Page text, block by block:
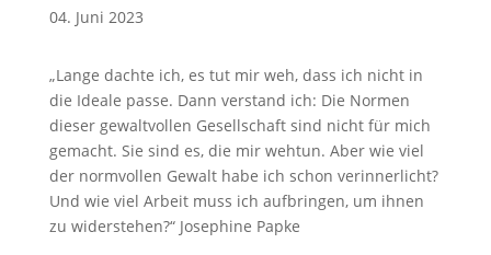
04. Juni 2023
„Lange dachte ich, es tut mir weh, dass ich nicht in
die Ideale passe. Dann verstand ich: Die Normen
dieser gewaltvollen Gesellschaft sind nicht für mich
gemacht. Sie sind es, die mir wehtun. Aber wie viel
der normvollen Gewalt habe ich schon verinnerlicht?
Und wie viel Arbeit muss ich aufbringen, um ihnen
zu widerstehen?“ Josephine Papke